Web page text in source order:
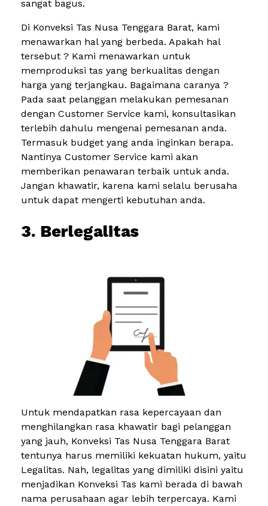
sangat bagus.
Di Konveksi Tas Nusa Tenggara Barat, kami
menawarkan hal yang berbeda. Apakah hal
tersebut ? Kami menawarkan untuk
memproduksi tas yang berkualitas dengan
harga yang terjangkau. Bagaimana caranya ?
Pada saat pelanggan melakukan pemesanan
dengan Customer Service kami, konsultasikan
terlebih dahulu mengenai pemesanan anda.
Termasuk budget yang anda inginkan berapa.
Nantinya Customer Service kami akan
memberikan penawaran terbaik untuk anda.
Jangan khawatir, karena kami selalu berusaha
untuk dapat mengerti kebutuhan anda.
3. Berlegalitas
Untuk mendapatkan rasa kepercayaan dan
menghilangkan rasa khawatir bagi pelanggan
yang jauh, Konveksi Tas Nusa Tenggara Barat
tentunya harus memiliki kekuatan hukum, yaitu
Legalitas. Nah, legalitas yang dimiliki disini yaitu
menjadikan Konveksi Tas kami berada di bawah
nama perusahaan agar lebih terpercaya. Kami